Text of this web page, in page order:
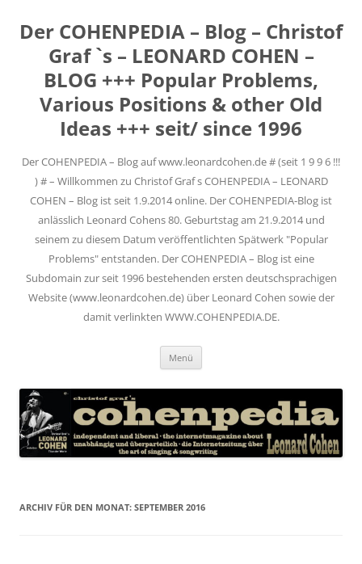
Der COHENPEDIA – Blog – Christof
Graf `s – LEONARD COHEN –
BLOG +++ Popular Problems,
Various Positions & other Old
Ideas +++ seit/ since 1996
Der COHENPEDIA – Blog auf www.leonardcohen.de # (seit 1 9 9 6 !!!
) # – Willkommen zu Christof Graf s COHENPEDIA – LEONARD
COHEN – Blog ist seit 1.9.2014 online. Der COHENPEDIA-Blog ist
anlässlich Leonard Cohens 80. Geburtstag am 21.9.2014 und
seinem zu diesem Datum veröffentlichten Spätwerk "Popular
Problems" entstanden. Der COHENPEDIA – Blog ist eine
Subdomain zur seit 1996 bestehenden ersten deutschsprachigen
Website (www.leonardcohen.de) über Leonard Cohen sowie der
damit verlinkten WWW.COHENPEDIA.DE.
Menü
ARCHIV FÜR DEN MONAT: SEPTEMBER 2016